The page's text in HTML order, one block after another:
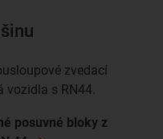
zvedací
s RN44.
posuvné bloky z